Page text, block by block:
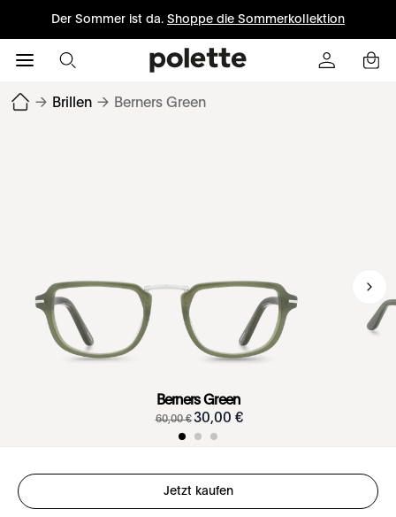
Der Sommer ist da. Shoppe die Sommerkollektion
→ Brillen → Berners Green
Berners Green
60,00 € 30,00 €
Jetzt kaufen